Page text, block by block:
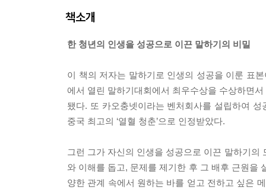
책소개
한 청년의 인생을 성공으로 이끈 말하기의 비밀
이 책의 저자는 말하기로 인생의 성공을 이룬 표
에서 열린 말하기대회에서 최우수상을 수상하면
됐다. 또 카오충넷이라는 벤처회사를 설립하여
중국 최고의 ‘열혈 청춘’으로 인정받았다.
그런 그가 자신의 인생을 성공으로 이끈 말하기
와 이해를 돕고, 문제를 제기한 후 그 배후 근원을
양한 관계 속에서 원하는 바를 얻고 전하고 싶은